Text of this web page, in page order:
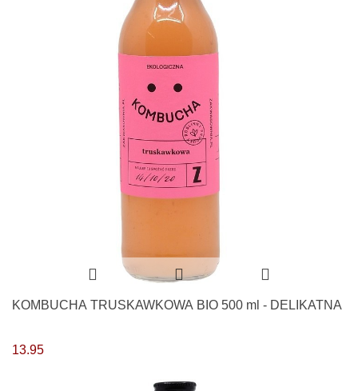
KOMBUCHA TRUSKAWKOWA BIO 500 ml - DELIKATNA
13.95